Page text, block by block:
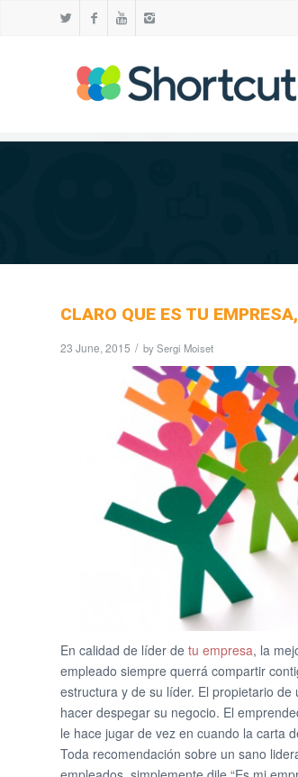
CLARO QUE ES TU
23 June, 2015 / bySergi Moiset
En calidad de líder de tu empresa, la
empleado siempre querrá compartir
estructura y de su líder. El propietario
hacer despegar su negocio. El
le hace jugar de vez en cuando la carta
Toda recomendación sobre un sano